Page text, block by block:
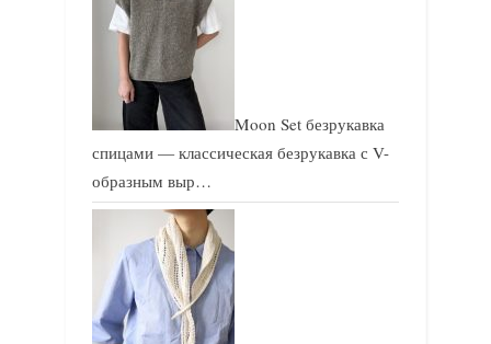
Moon Set безрукавка
спицами — классическая безрукавка с V-
образным выр…